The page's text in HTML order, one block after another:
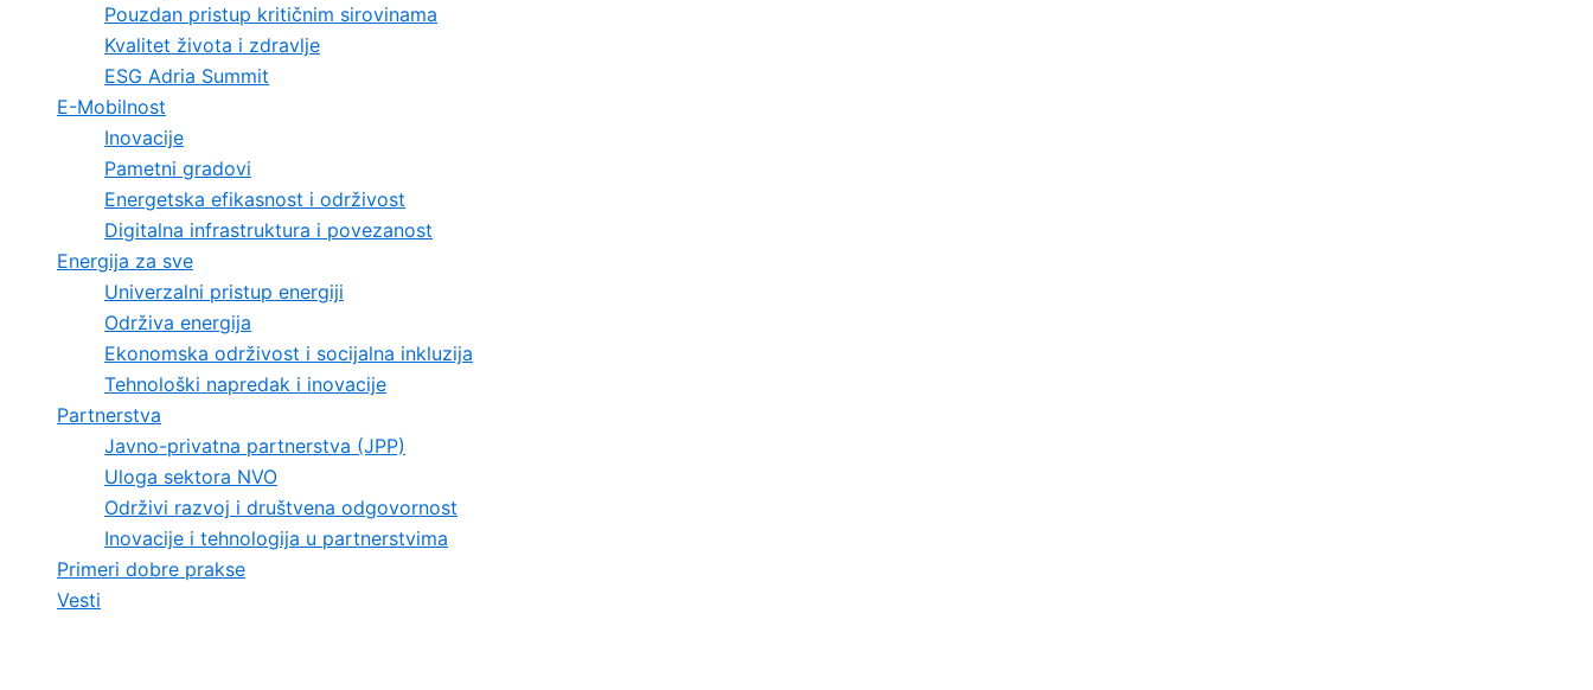
Pouzdan pristup kritičnim sirovinama
Kvalitet života i zdravlje
ESG Adria Summit
E-Mobilnost
Inovacije
Pametni gradovi
Energetska efikasnost i održivost
Digitalna infrastruktura i povezanost
Energija za sve
Univerzalni pristup energiji
Održiva energija
Ekonomska održivost i socijalna inkluzija
Tehnološki napredak i inovacije
Partnerstva
Javno-privatna partnerstva (JPP)
Uloga sektora NVO
Održivi razvoj i društvena odgovornost
Inovacije i tehnologija u partnerstvima
Primeri dobre prakse
Vesti